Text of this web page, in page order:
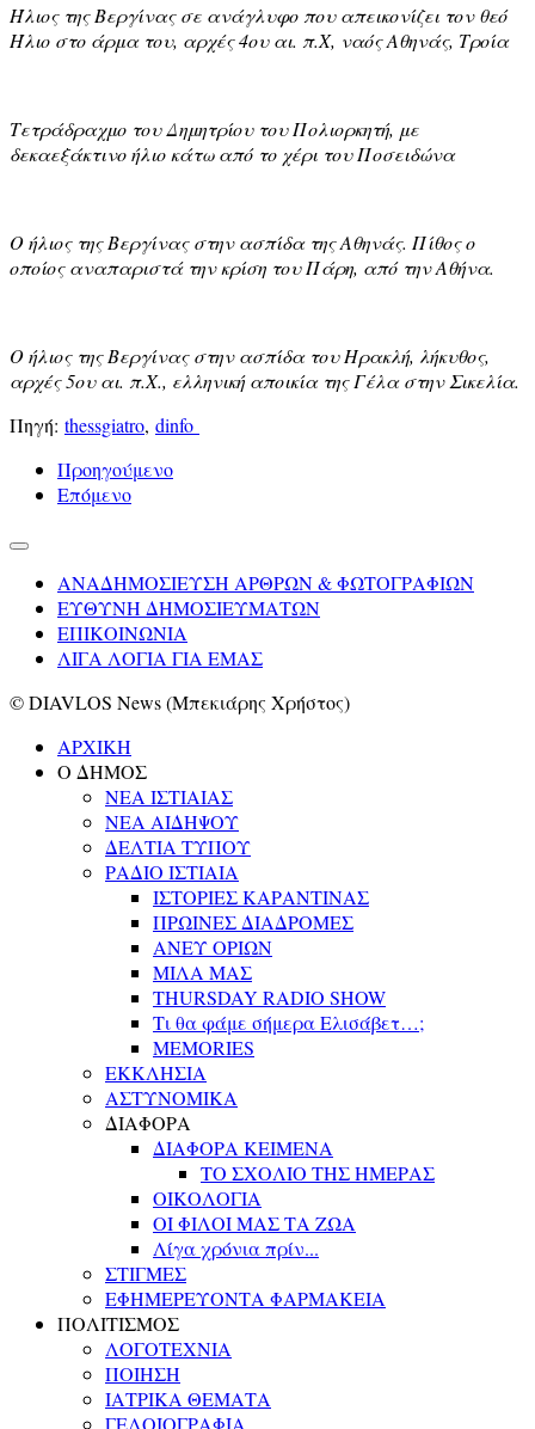
Ήλιος της Βεργίνας σε ανάγλυφο που απεικονίζει τον θεό
Ήλιο στο άρμα του, αρχές 4ου αι. π.Χ, ναός Αθηνάς, Τροία
Τετράδραχμο του Δημητρίου του Πολιορκητή, με
δεκαεξάκτινο ήλιο κάτω από το χέρι του Ποσειδώνα
Ο ήλιος της Βεργίνας στην ασπίδα της Αθηνάς. Πίθος ο
οποίος αναπαριστά την κρίση του Πάρη, από την Αθήνα.
Ο ήλιος της Βεργίνας στην ασπίδα του Ηρακλή, λήκυθος,
αρχές 5ου αι. π.Χ., ελληνική αποικία της Γέλα στην Σικελία.
Πηγή: thessgiatro, dinfo
Προηγούμενο
Επόμενο
ΑΝΑΔΗΜΟΣΙΕΥΣΗ ΑΡΘΡΩΝ & ΦΩΤΟΓΡΑΦΙΩΝ
ΕΥΘΥΝΗ ΔΗΜΟΣΙΕΥΜΑΤΩΝ
ΕΠΙΚΟΙΝΩΝΙΑ
ΛΙΓΑ ΛΟΓΙΑ ΓΙΑ ΕΜΑΣ
© DIAVLOS News (Μπεκιάρης Χρήστος)
ΑΡΧΙΚΗ
Ο ΔΗΜΟΣ
ΝΕΑ ΙΣΤΙΑΙΑΣ
ΝΕΑ ΑΙΔΗΨΟΥ
ΔΕΛΤΙΑ ΤΥΠΟΥ
ΡΑΔΙΟ ΙΣΤΙΑΙΑ
ΙΣΤΟΡΙΕΣ ΚΑΡΑΝΤΙΝΑΣ
ΠΡΩΙΝΕΣ ΔΙΑΔΡΟΜΕΣ
ΑΝΕΥ ΟΡΙΩΝ
ΜΙΛΑ ΜΑΣ
THURSDAY RADIO SHOW
Τι θα φάμε σήμερα Ελισάβετ…;
MEMORIES
ΕΚΚΛΗΣΙΑ
ΑΣΤΥΝΟΜΙΚΑ
ΔΙΑΦΟΡΑ
ΔΙΑΦΟΡΑ ΚΕΙΜΕΝΑ
ΤΟ ΣΧΟΛΙΟ ΤΗΣ ΗΜΕΡΑΣ
ΟΙΚΟΛΟΓΙΑ
ΟΙ ΦΙΛΟΙ ΜΑΣ ΤΑ ΖΩΑ
Λίγα χρόνια πρίν...
ΣΤΙΓΜΕΣ
ΕΦΗΜΕΡΕΥΟΝΤΑ ΦΑΡΜΑΚΕΙΑ
ΠΟΛΙΤΙΣΜΟΣ
ΛΟΓΟΤΕΧΝΙΑ
ΠΟΙΗΣΗ
ΙΑΤΡΙΚΑ ΘΕΜΑΤΑ
ΓΕΛΟΙΟΓΡΑΦΙΑ